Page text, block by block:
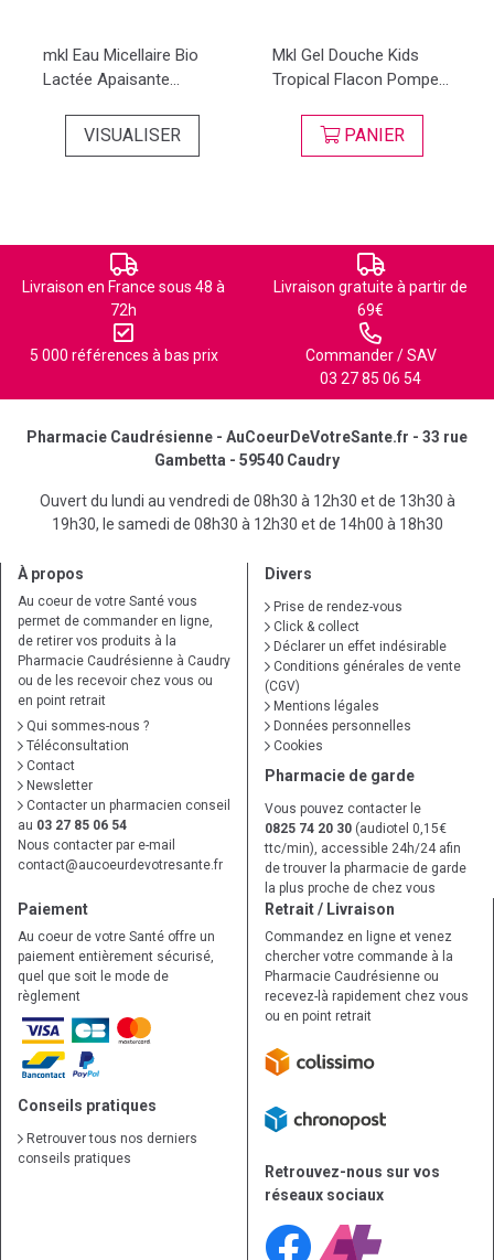
mkl Eau Micellaire Bio
Lactée Apaisante...
VISUALISER
Mkl Gel Douche Kids
Tropical Flacon Pompe...
PANIER
Livraison en France sous 48 à
72h
Livraison gratuite à partir de
69€
5 000 références à bas prix
Commander / SAV
03 27 85 06 54
Pharmacie Caudrésienne - AuCoeurDeVotreSante.fr - 33 rue
Gambetta - 59540 Caudry
Ouvert du lundi au vendredi de 08h30 à 12h30 et de 13h30 à
19h30, le samedi de 08h30 à 12h30 et de 14h00 à 18h30
À propos
Au coeur de votre Santé vous
permet de commander en ligne,
de retirer vos produits à la
Pharmacie Caudrésienne à Caudry
ou de les recevoir chez vous ou
en point retrait
Qui sommes-nous ?
Téléconsultation
Contact
Newsletter
Contacter un pharmacien conseil
au 03 27 85 06 54
Nous contacter par e-mail
contact@aucoeurdevotresante.fr
Divers
Prise de rendez-vous
Click & collect
Déclarer un effet indésirable
Conditions générales de vente
(CGV)
Mentions légales
Données personnelles
Cookies
Pharmacie de garde
Vous pouvez contacter le
0825 74 20 30 (audiotel 0,15€
ttc/min), accessible 24h/24 afin
de trouver la pharmacie de garde
la plus proche de chez vous
Paiement
Au coeur de votre Santé offre un
paiement entièrement sécurisé,
quel que soit le mode de
règlement
Conseils pratiques
Retrouver tous nos derniers
conseils pratiques
Retrait / Livraison
Commandez en ligne et venez
chercher votre commande à la
Pharmacie Caudrésienne ou
recevez-là rapidement chez vous
ou en point retrait
Retrouvez-nous sur vos
réseaux sociaux